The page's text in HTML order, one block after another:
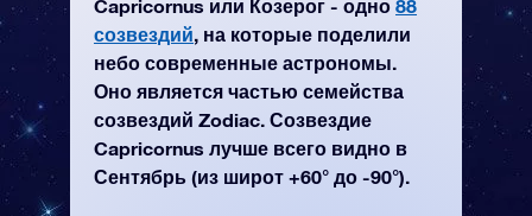
Capricornus или Козерог - одно 88
созвездий, на которые поделили
небо современные астрономы.
Оно является частью семейства
созвездий Zodiac. Созвездие
Capricornus лучше всего видно в
Сентябрь (из широт +60° до -90°).